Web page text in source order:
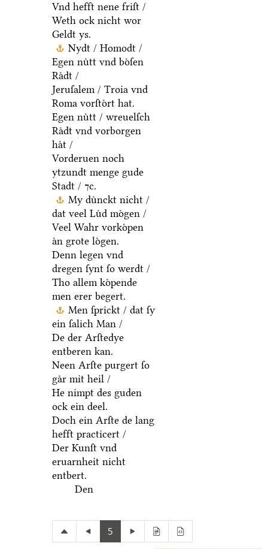
Vnd hefft nene friſt /
Weth ock nicht wor
Geldt ys.
Nydt / Homodt /
Egen nuͤtt vnd boͤſen
Raͤdt /
Jeruſalem / Troia vnd
Roma vorſtoͤrt hat.
Egen nuͤtt / wreuelſch
Raͤdt vnd vorborgen
haͤt /
Vorderuen noch
ytzundt menge gude
Stadt / ⁊c.
My duͤnckt nicht /
dat veel Luͤd moͤgen /
Veel Wahr vorkoͤpen
aͤn grote loͤgen.
Denn legen vnd
dregen ſynt ſo werdt /
Tho allem koͤpende
men erer begert.
Men ſprickt / dat ſy
ein ſalich Man /
De der Arſtedye
entberen kan.
Neen Arſte purgert ſo
gaͤr mit heil /
He nimpt des guden
ock ein deel.
Doch ein Arſte de lang
hefft practicert /
Der Kunſt vnd
eruarnheit nicht
entbert.
Den
5